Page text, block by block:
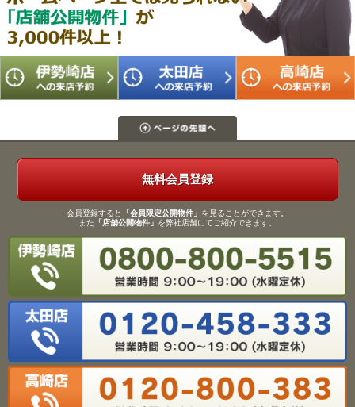
無料会員登録
会員登録すると 「会員限定公開物件」 を見ることができます。
また 「店舗公開物件」 を弊社店舗にてご紹介できます。